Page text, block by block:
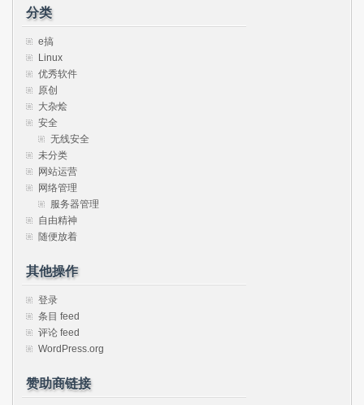
分类
e搞
Linux
优秀软件
原创
大杂烩
安全
无线安全
未分类
网站运营
网络管理
服务器管理
自由精神
随便放着
其他操作
登录
条目 feed
评论 feed
WordPress.org
赞助商链接